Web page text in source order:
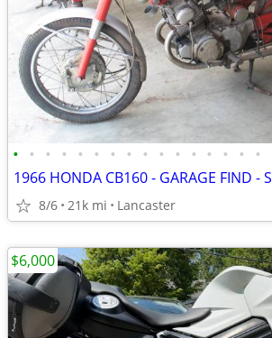
• • • • • • • • • • • • • • • •
8/6 21k mi Lancaster
$6,000